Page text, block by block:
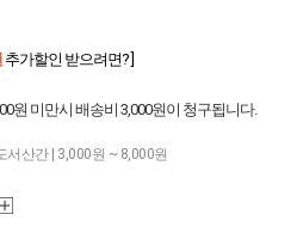
추가할인 받으려면? ]
원 미만시 배송비 3,000원이 청구됩니다.
서산간 | 3,000원 ~ 8,000원